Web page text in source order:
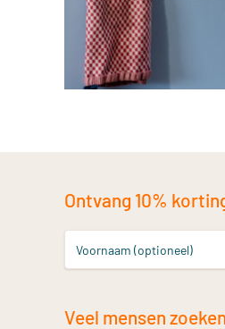
Ontvang 10%
Voornaam (optioneel)
Veel mensen